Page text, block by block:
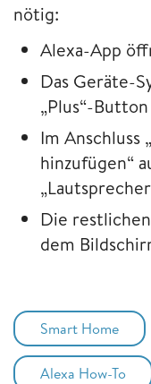
nötig:
Alexa-App
Das Geräte-
„Plus“-
Im Anschluss
hinzufügen“
Die
dem
Smart Home
Alexa How-To